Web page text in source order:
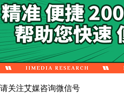
关注艾媒咨询微信号